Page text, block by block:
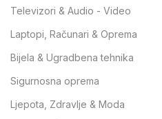
Televizori & Audio - Video
Laptopi, Računari & Oprema
Bijela & Ugradbena tehnika
Sigurnosna oprema
Ljepota, Zdravlje & Moda